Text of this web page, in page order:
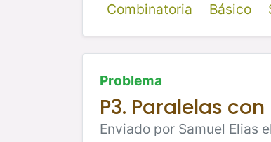
Combinatoria
Básico
Problema
P3. Paralelas
Enviado por Samuel Elias